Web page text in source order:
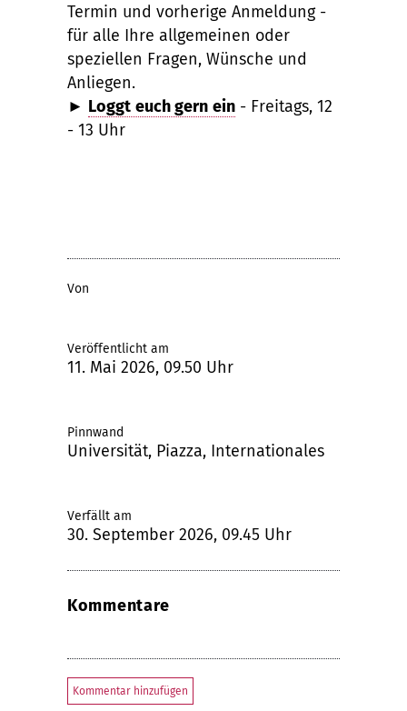
Termin und vorherige Anmeldung -
für alle Ihre allgemeinen oder
speziellen Fragen, Wünsche und
Anliegen.
► Loggt euch gern ein- Freitags, 12
- 13 Uhr
Von
Veröffentlicht am
11. Mai 2026, 09.50 Uhr
Pinnwand
Universität, Piazza, Internationales
Verfällt am
30. September 2026, 09.45 Uhr
Kommentare
Kommentar hinzufügen